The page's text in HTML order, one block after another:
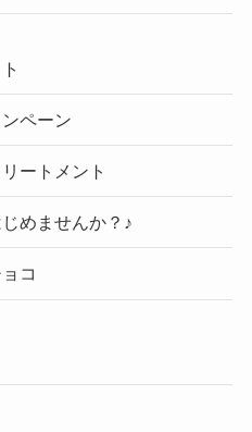
ペーン
ートメント
めませんか？♪
コ